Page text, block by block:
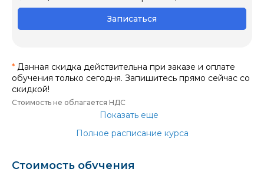
Записаться
* Данная скидка действительна при заказе и оплате
обучения только сегодня. Запишитесь прямо сейчас со
скидкой!
Стоимость не облагается НДС
Показать еще
Полное расписание курса
Стоимость обучения